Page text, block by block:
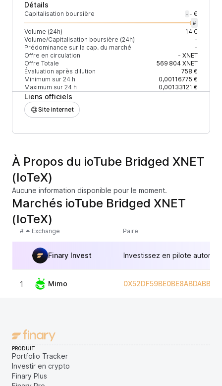
Détails
Capitalisation boursière - - €
#
Volume (24h)
14 €
Volume/Capitalisation boursière (24h)
-
Prédominance sur la cap. du marché
-
Offre en circulation
- XNET
Offre Totale
569 804XNET
Évaluation après dilution
758 €
Minimum sur 24 h
0,00116775 €
Maximum sur 24 h
0,00133121 €
Liens officiels
Site internet
À Propos du ioTube Bridged XNET
(IoTeX)
Aucune information disponible pour le moment.
Marchés ioTube Bridged XNET
(IoTeX)
# Exchange Paire
Finary Invest Investissez en pilote
1 Mimo
PRODUIT
Portfolio Tracker
Investir en crypto
Finary Plus